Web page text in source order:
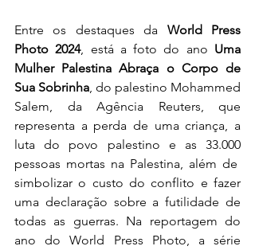
Entre os destaques da World Press
Photo 2024, está a foto do ano Uma
Mulher Palestina Abraça o Corpo de
Sua Sobrinha, do palestino Mohammed
Salem, da Agência Reuters, que
representa a perda de uma criança, a
luta do povo palestino e as 33.000
pessoas mortas na Palestina, além de
simbolizar o custo do conflito e fazer
uma declaração sobre a futilidade de
todas as guerras. Na reportagem do